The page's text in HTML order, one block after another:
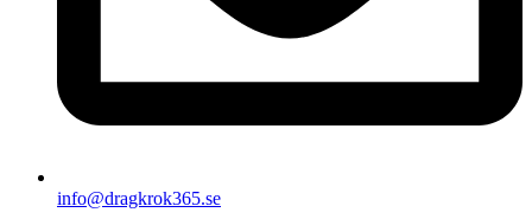
info@dragkrok365.se